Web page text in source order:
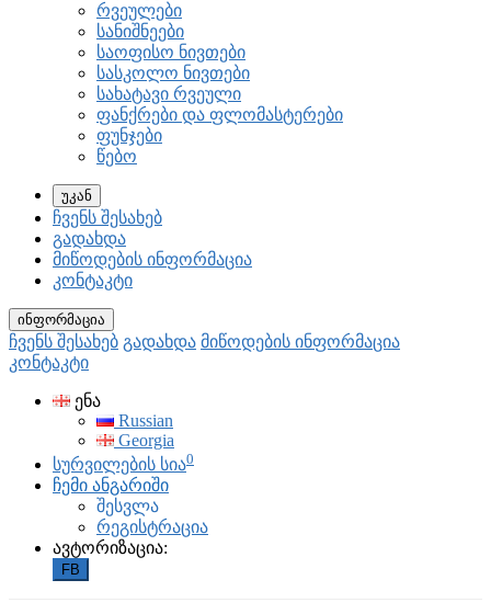
რვეულები
სანიშნეები
საოფისო ნივთები
სასკოლო ნივთები
სახატავი რვეული
ფანქრები და ფლომასტერები
ფუნჯები
წებო
უკან
ჩვენს შესახებ
გადახდა
მიწოდების ინფორმაცია
კონტაკტი
ინფორმაცია
ჩვენს შესახებ გადახდა მიწოდების ინფორმაცია
კონტაკტი
ენა
Russian
Georgia
სურვილების სია0
ჩემი ანგარიში
შესვლა
რეგისტრაცია
ავტორიზაცია:
FB